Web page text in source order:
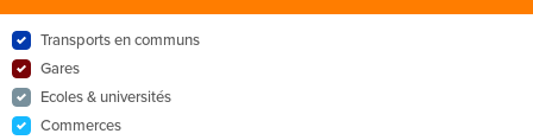
Transports en communs
Gares
Ecoles & universités
Commerces